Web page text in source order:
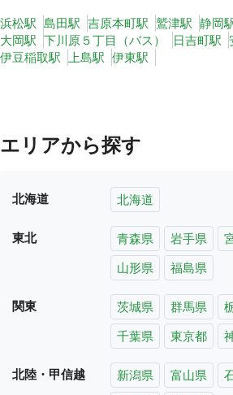
浜松駅 島田駅 吉原本町駅 鷲津駅 静岡
大岡駅 下川原５丁目（バス） 日吉町駅
伊豆稲取駅 上島駅 伊東駅
エリアから探す
北海道 北海道
東北 青森県 岩手県
山形県
福島県
関東 茨城県 群馬県
千葉県
東京都
北陸・甲信越 新潟県 富山県